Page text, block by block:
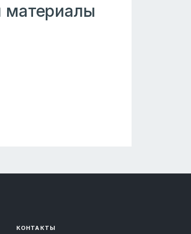
материалы
КОНТАКТЫ